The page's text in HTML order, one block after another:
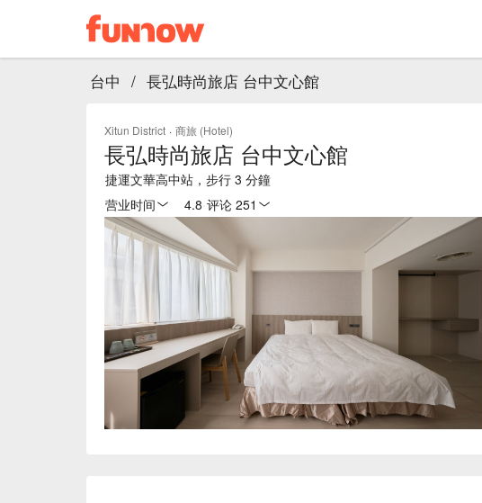
台中 / 長弘時尚旅店 台中文心館
Xitun District · 商旅 (Hotel)
長弘時尚旅店 台中文心館
捷運文華高中站，步行 3 分鐘
营业时间
4.8 评论 251